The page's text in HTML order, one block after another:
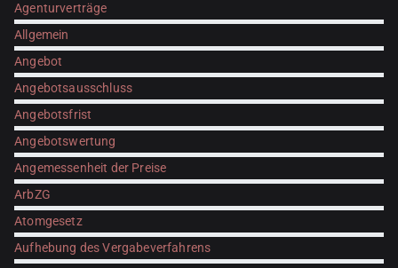
Agenturverträge
Allgemein
Angebot
Angebotsausschluss
Angebotsfrist
Angebotswertung
Angemessenheit der Preise
ArbZG
Atomgesetz
Aufhebung des Vergabeverfahrens